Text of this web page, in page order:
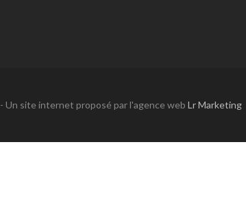
- Un site internet proposé par l'agence web Lr Marketing